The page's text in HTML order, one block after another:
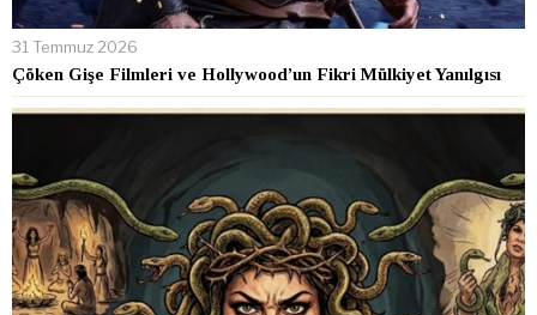
31 Temmuz 2026
Çöken Gişe Filmleri ve Hollywood’un Fikri Mülkiyet Yanılgısı